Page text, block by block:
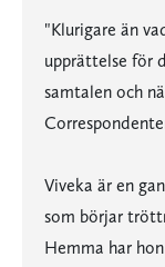
"Klurigare än
upprättelse för
samtalen och
Viveka är en
som börjar
Hemma har